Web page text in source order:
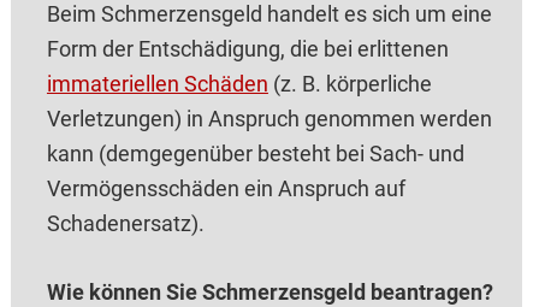
Beim Schmerzensgeld handelt es sich um eine
Form der Entschädigung, die bei erlittenen
immateriellen Schäden (z. B. körperliche
Verletzungen) in Anspruch genommen werden
kann (demgegenüber besteht bei Sach- und
Vermögensschäden ein Anspruch auf
Schadenersatz).
Wie können Sie Schmerzensgeld beantragen?